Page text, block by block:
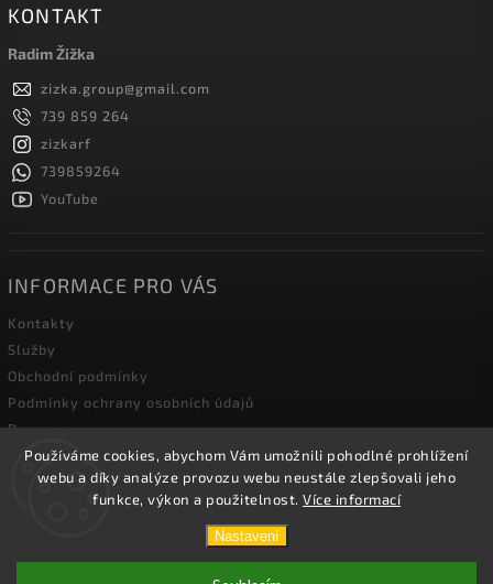
Používáme cookies, abychom Vám umožnili pohodlné prohlížení
webu a díky analýze provozu webu neustále zlepšovali jeho
funkce, výkon a použitelnost. Více informací
Nastavení
KONTAKT
Radim Žižka
zizka.group@gmail.com
739 859 264
zizkarf
739859264
YouTube
INFORMACE PRO VÁS
Kontakty
Služby
Obchodní podmínky
Podmínky ochrany osobních údajů
Doprava
Blog zahradní techniky
Žižka R&F s.r.o.. Všechna práva vyhrazena.
Shoptet| DesignShoptak.cz.